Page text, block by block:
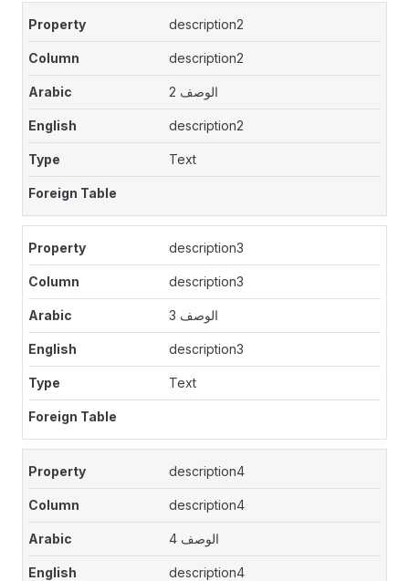
description2
description2
الوصف 2
description2
Text
description3
description3
الوصف 3
description3
Text
description4
description4
الوصف 4
description4